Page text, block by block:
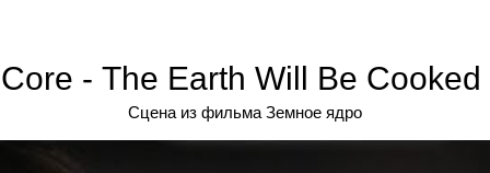
- The Earth Will Be Cooked
Сцена из фильма Земное ядро